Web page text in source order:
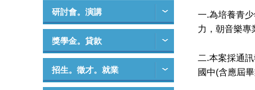
研討會。演講
獎學金。貸款
招生。徵才。就業
一.為培養青
力，朝音樂專
二.本案採通
國中(含應屆